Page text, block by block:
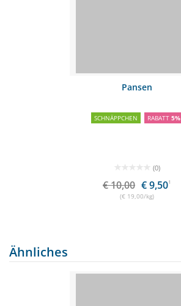
Pansen
SCHNÄPPCHEN RABATT 5%
(0)
€ 10,00 € 9,501
(€ 19,00/kg)
Ähnliches